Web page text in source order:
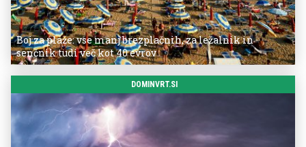
Boj za plaže: vse manj brezplačnih, za ležalnik in
senčnik tudi več kot 40 evrov
DOMINVRT.SI